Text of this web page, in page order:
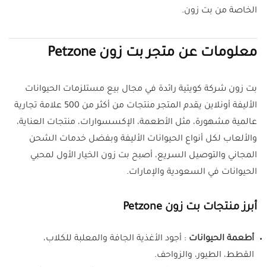
الخاصة من بت زون.
معلومات عن متجر بت زون Petzone
بت زون شركة كويتية رائدة في مجال بيع مستلزمات الحيوانات
الأليفة أونلاين يقدم المتجر منتجات من أكثر من 500 علامة تجارية
عالمية مشهورة، مثل الأطعمة، الإكسسوارات، منتجات العناية،
والألعاب لكل أنواع الحيوانات الأليفة وبفضل خدمات الشحن
المجاني والتوصيل السريع، أصبح بت زون الخيار الأول لمحبي
الحيوانات في السعودية والإمارات.
أبرز منتجات بت زون Petzone
أطعمة الحيوانات : أجود الأغذية الجافة والمعلبة للكلاب،
القطط، الطيور، والزواحف.